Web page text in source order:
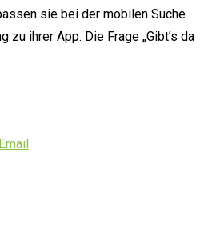
sie bei der mobilen Suche
zu ihrer App. Die Frage „Gibt’s da
Email